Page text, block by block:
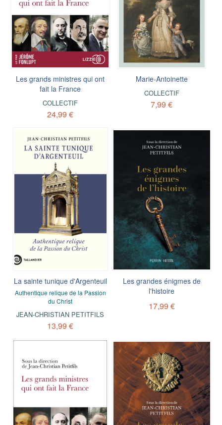
Les grands ministres qui ont
fait la France
COLLECTIF
24,99 €
Marie-Antoinette
COLLECTIF
7,99 €
La sainte tunique d'Argenteuil
Authentique relique de la Passion
du Christ
JEAN-CHRISTIAN PETITFILS
13,99 €
Les grandes énigmes de
l'histoire
17,99 €